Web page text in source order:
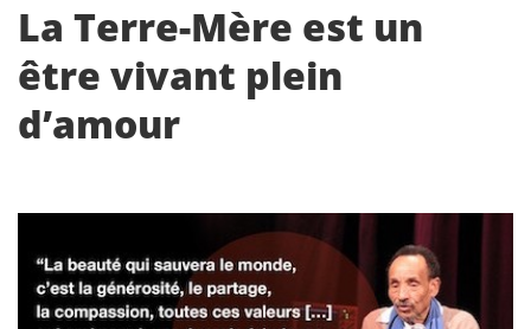
La Terre-Mère est un
être vivant plein
d’amour